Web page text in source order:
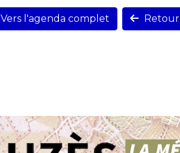
Vers l'agenda complet Retour